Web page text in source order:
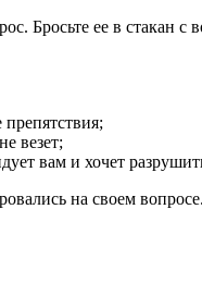
Бросьте ее в
везет;
вам и хочет
на своем